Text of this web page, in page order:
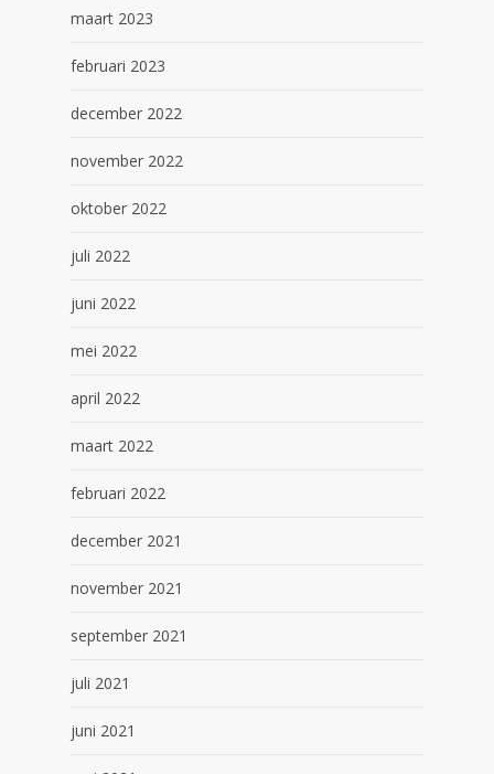
maart 2023
februari 2023
december 2022
november 2022
oktober 2022
juli 2022
juni 2022
mei 2022
april 2022
maart 2022
februari 2022
december 2021
november 2021
september 2021
juli 2021
juni 2021